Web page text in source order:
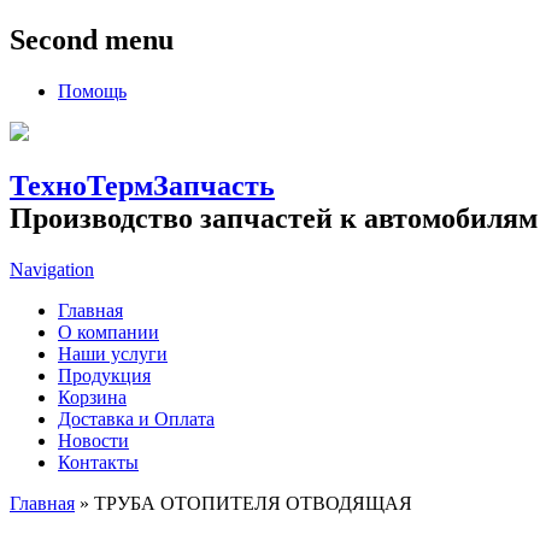
Second menu
Помощь
ТехноТермЗапчасть
Производство запчастей к
Navigation
Главная
О компании
Наши услуги
Продукция
Корзина
Доставка и Оплата
Новости
Контакты
Главная » ТРУБА ОТОПИТЕЛЯ ОТВОДЯЩАЯ